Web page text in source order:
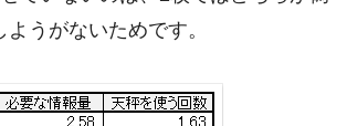
うがないためです。